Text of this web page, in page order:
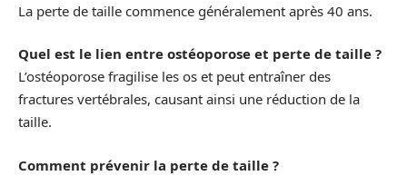
La perte de taille commence généralement après 40 ans.
Quel est le lien entre ostéoporose et perte de taille ?
L’ostéoporose fragilise les os et peut entraîner des
fractures vertébrales, causant ainsi une réduction de la
taille.
Comment prévenir la perte de taille ?